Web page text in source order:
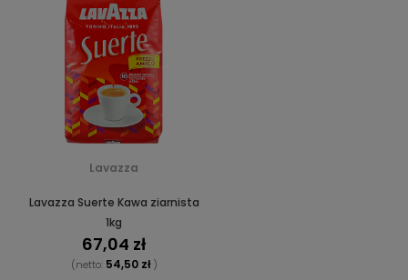
Lavazza
Lavazza Suerte Kawa ziarnista
1kg
67,04 zł
(netto: 54,50 zł)